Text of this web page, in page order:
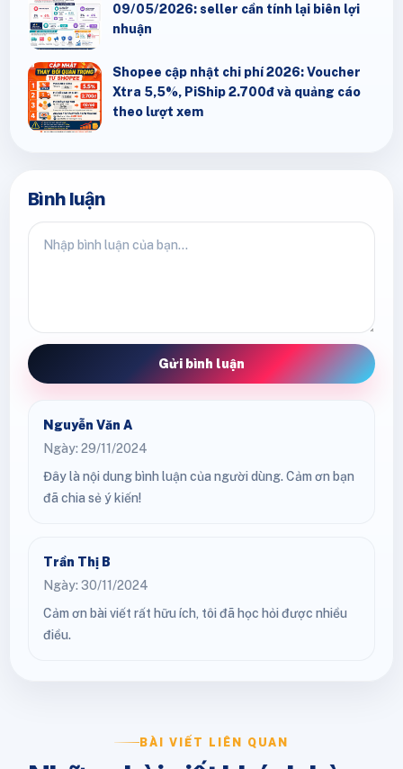
09/05/2026: seller cần tính lại biên lợi
nhuận
Shopee cập nhật chi phí 2026: Voucher
Xtra 5,5%, PiShip 2.700đ và quảng cáo
theo lượt xem
Bình luận
Gửi bình luận
Nguyễn Văn A
Ngày: 29/11/2024
Đây là nội dung bình luận của người dùng. Cảm ơn bạn
đã chia sẻ ý kiến!
Trần Thị B
Ngày: 30/11/2024
Cảm ơn bài viết rất hữu ích, tôi đã học hỏi được nhiều
điều.
BÀI VIẾT LIÊN QUAN